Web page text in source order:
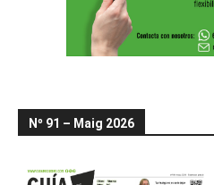
Nº 91 – Maig 2026